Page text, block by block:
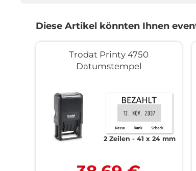
Diese Artikel könnten Ihnen
Trodat Printy 4750
Datumstempel
2 Zeilen 41 x 24 mm